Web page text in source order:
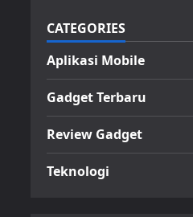
CATEGORIES
Aplikasi Mobile
Gadget Terbaru
Review Gadget
Teknologi